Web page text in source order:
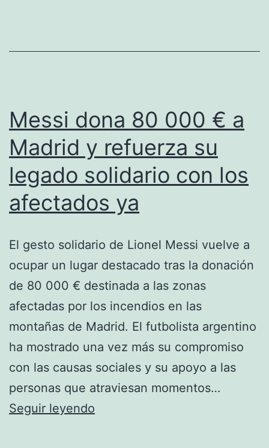
libras
en
un
pago
Messi dona 80 000 € a
Madrid y refuerza su
legado solidario con los
afectados ya
El gesto solidario de Lionel Messi vuelve a
ocupar un lugar destacado tras la donación
de 80 000 € destinada a las zonas
afectadas por los incendios en las
montañas de Madrid. El futbolista argentino
ha mostrado una vez más su compromiso
con las causas sociales y su apoyo a las
personas que atraviesan momentos…
Seguir leyendo